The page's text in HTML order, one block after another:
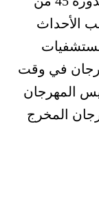
الأحداث
في وقت
المهرجان
المخرج